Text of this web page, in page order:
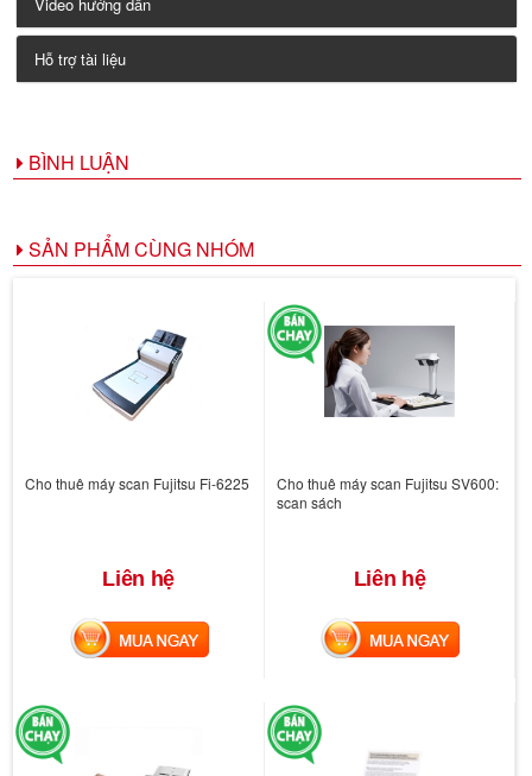
Hỗ trợ tài liệu
BÌNH LUẬN
SẢN PHẨM CÙNG NHÓM
Cho thuê máy scan Fujitsu Fi-6225
Liên hệ
MUA NGAY
Cho thuê máy scan Fujitsu SV600:
scan sách
Liên hệ
MUA NGAY